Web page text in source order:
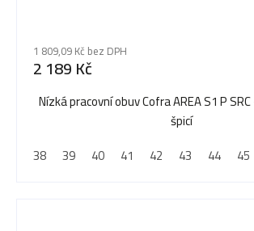
1 809,09 Kč bez DPH
2 189 Kč
Nízká pracovní obuv Cofra AREA S1 P
špicí
38
39 40 41 42 43 44 45